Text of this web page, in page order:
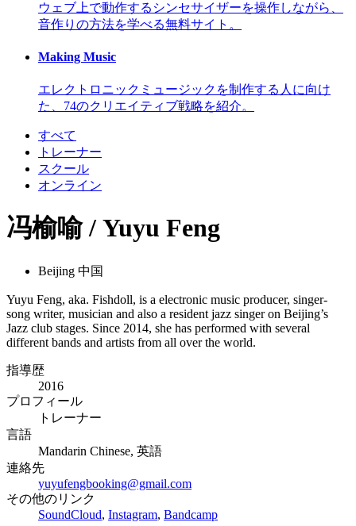
ウェブ上で動作するシンセサイザーを操作しながら、
音作りの方法を学べる無料サイト。
Making Music
エレクトロニックミュージックを制作する人に向け
た、74のクリエイティブ戦略を紹介。
すべて
トレーナー
スクール
オンライン
冯榆喻 / Yuyu Feng
Beijing 中国
Yuyu Feng, aka. Fishdoll, is a electronic music producer, singer-
song writer, musician and also a resident jazz singer on Beijing’s
Jazz club stages. Since 2014, she has performed with several
different bands and artists from all over the world.
指導歴
2016
プロフィール
トレーナー
言語
Mandarin Chinese, 英語
連絡先
yuyufengbooking@gmail.com
その他のリンク
SoundCloud, Instagram, Bandcamp